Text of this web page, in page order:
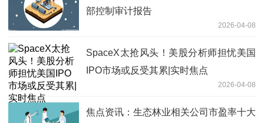
部控制审计报告
2026-04-08
SpaceX太抢风头！美股分析师担忧美国
IPO市场或反受其累|实时焦点
2026-04-08
焦点资讯：生态林业相关公司市盈率十大